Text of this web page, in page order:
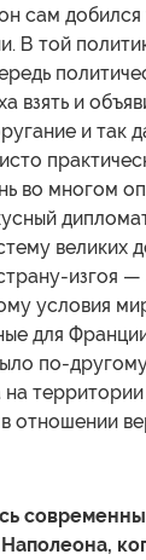
сам
В той
взять и
и так
во многом
великих
изгоя —
условия
для
по-
отношении